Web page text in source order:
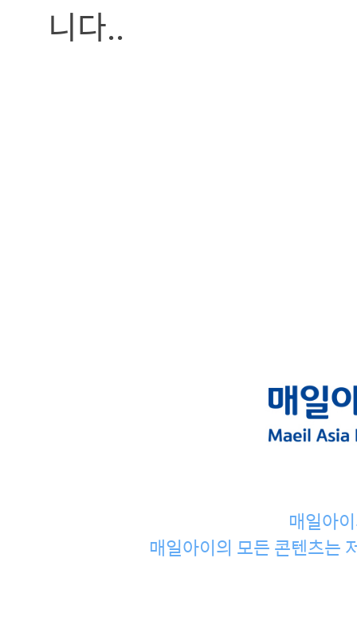
니다..
매일아
매일아이의 모든 콘텐츠는